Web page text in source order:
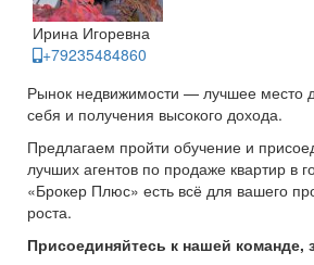
Ирина Игоревна
+79235484860
Рынок недвижимости — лучшее место
себя и получения высокого дохода.
Предлагаем пройти обучение и
лучших агентов по продаже квартир в
«Брокер Плюс» есть всё для вашего
роста.
Присоединяйтесь к нашей команде,